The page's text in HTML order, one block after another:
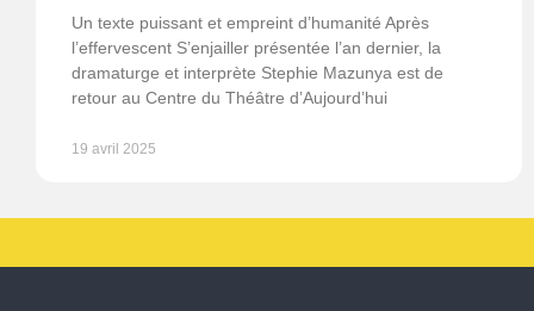
Un texte puissant et empreint d’humanité Après
l’effervescent S’enjailler présentée l’an dernier, la
dramaturge et interprète Stephie Mazunya est de
retour au Centre du Théâtre d’Aujourd’hui
19 avril 2025